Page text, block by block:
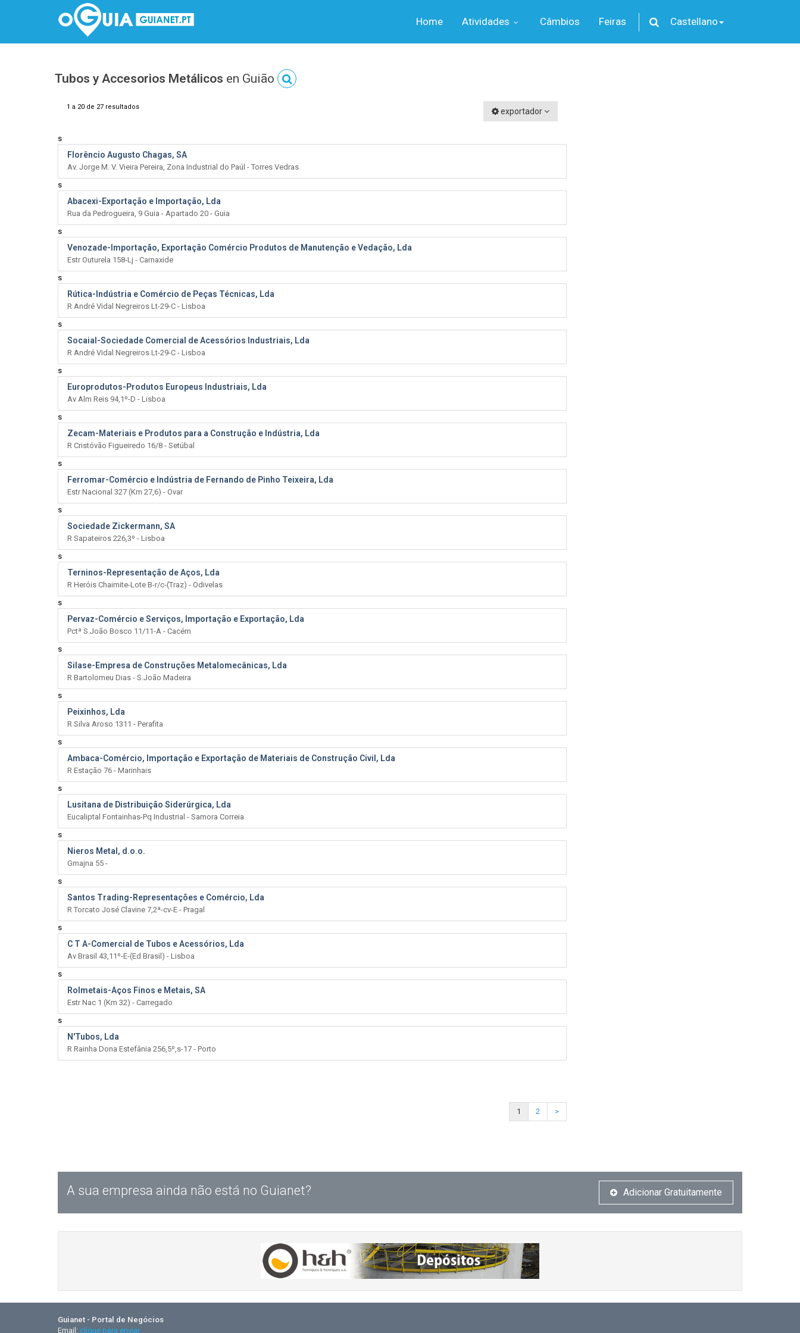
Home Atividades Câmbios Feiras Castellano
Tubos y Accesorios Metálicos en Guião
1 a 20 de 27 resultados exportador
s
Florêncio Augusto Chagas, SA
Av. Jorge M. V. Vieira Pereira, Zona Industrial do Paúl - Torres Vedras
s
Abacexi-Exportação e Importação, Lda
Rua da Pedrogueira, 9 Guia - Apartado 20 - Guia
s
Venozade-Importação, Exportação Comércio Produtos de Manutenção e Vedação, Lda
Estr Outurela 158-Lj - Carnaxide
s
Rútica-Indústria e Comércio de Peças Técnicas, Lda
R André Vidal Negreiros Lt-29-C - Lisboa
s
Socaial-Sociedade Comercial de Acessórios Industriais, Lda
R André Vidal Negreiros Lt-29-C - Lisboa
s
Europrodutos-Produtos Europeus Industriais, Lda
Av Alm Reis 94,1º-D - Lisboa
s
Zecam-Materiais e Produtos para a Construção e Indústria, Lda
R Cristóvão Figueiredo 16/8 - Setúbal
s
Ferromar-Comércio e Indústria de Fernando de Pinho Teixeira, Lda
Estr Nacional 327 (Km 27,6) - Ovar
s
Sociedade Zickermann, SA
R Sapateiros 226,3º - Lisboa
s
Terninos-Representação de Aços, Lda
R Heróis Chaimite-Lote B-r/c-(Traz) - Odivelas
s
Pervaz-Comércio e Serviços, Importação e Exportação, Lda
Pctª S.João Bosco 11/11-A - Cacém
s
Silase-Empresa de Construções Metalomecânicas, Lda
R Bartolomeu Dias - S.João Madeira
s
Peixinhos, Lda
R Silva Aroso 1311 - Perafita
s
Ambaca-Comércio, Importação e Exportação de Materiais de Construção Civil, Lda
R Estação 76 - Marinhais
s
Lusitana de Distribuição Siderúrgica, Lda
Eucaliptal Fontainhas-Pq Industrial - Samora Correia
s
Nieros Metal, d.o.o.
Gmajna 55 -
s
Santos Trading-Representações e Comércio, Lda
R Torcato José Clavine 7,2ª-cv-E - Pragal
s
C T A-Comercial de Tubos e Acessórios, Lda
Av Brasil 43,11º-E-(Ed Brasil) - Lisboa
s
Rolmetais-Aços Finos e Metais, SA
Estr Nac 1 (Km 32) - Carregado
s
N'Tubos, Lda
R Rainha Dona Estefânia 256,5º,s-17 - Porto
1 2 >
A sua empresa ainda não está no Guianet? Adicionar Gratuitamente
Guianet - Portal de Negócios
Email: clique para enviar